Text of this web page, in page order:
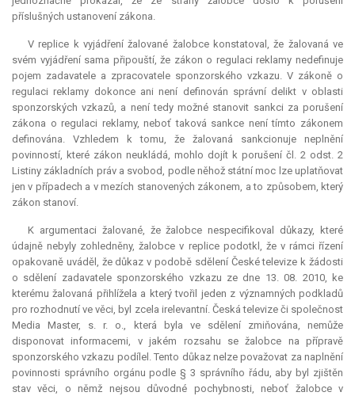
příslušných ustanovení zákona.
V replice k vyjádření žalované žalobce konstatoval, že žalovaná ve
svém vyjádření sama připouští, že zákon o regulaci reklamy nedefinuje
pojem zadavatele a zpracovatele sponzorského vzkazu. V zákoně o
regulaci reklamy dokonce ani není definován správní delikt v oblasti
sponzorských vzkazů, a není tedy možné stanovit sankci za porušení
zákona o regulaci reklamy, neboť taková sankce není tímto zákonem
definována. Vzhledem k tomu, že žalovaná sankcionuje neplnění
povinností, které zákon neukládá, mohlo dojít k porušení čl. 2 odst. 2
Listiny základních práv a svobod, podle něhož státní moc lze uplatňovat
jen v případech a v mezích stanovených zákonem, a to způsobem, který
zákon stanoví.
K argumentaci žalované, že žalobce nespecifikoval důkazy, které
údajně nebyly zohledněny, žalobce v replice podotkl, že v rámci řízení
opakovaně uváděl, že důkaz v podobě sdělení České televize k žádosti
o sdělení zadavatele sponzorského vzkazu ze dne 13. 08. 2010, ke
kterému žalovaná přihlížela a který tvořil jeden z významných podkladů
pro rozhodnutí ve věci, byl zcela irelevantní. Česká televize či společnost
Media Master, s. r. o., která byla ve sdělení zmiňována, nemůže
disponovat informacemi, v jakém rozsahu se žalobce na přípravě
sponzorského vzkazu podílel. Tento důkaz nelze považovat za naplnění
povinnosti správního orgánu podle § 3 správního řádu, aby byl zjištěn
stav věci, o němž nejsou důvodné pochybnosti, neboť žalobce v